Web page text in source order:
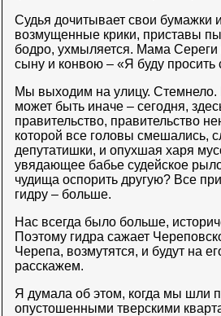
Судья дочитывает свои бумажки
возмущенные крики, приставы
бодро, ухмыляется. Мама Сереги
сыну и конвою – «Я буду
Мы выходим на улицу. Стемнело.
может быть иначе – сегодня,
правительство, правительство
которой все головы смешались,
депутатишки, и опухшая харя
увядающее бабье судейское
чудища оспорить другую? Все
гидру – больше.
Нас всегда было больше,
Поэтому гидра сажает
Черепа, возмутятся, и будут на
расскажем.
Я думала об этом, когда мы шли
опустошенными тверскими